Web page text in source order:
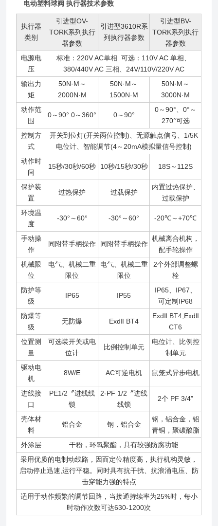
电动塑料球阀 执行器技术参数
执行器
类别
引进型OV-
TORK系列执行
器参数
引进型3610R系
列执行器参数
引进型BV-
TORK系列执行
器参数
电源电
压
标准：220V AC单相 可选：110V AC 单相、
380/440V AC 三相、24V/110V/220V AC
输出力
矩
50N·M～
2000N·M
50N·M～
1500N·M
50N·M～
3000N·M
动作范
围
0～90° 0～360° 0～90°
0～90°、0°～
270°可选
控制方
式
开关到位灯(开关两位控制)、无源触点信号、1/5K
电位计、智能调节(4～20mA模拟量信号控制)
动作时
间
15秒/30秒/60秒 10秒/15秒/30秒 18S～112S
保护装
置
过热保护 过载保护
内置过热保护、
过载保护
环境温
度
-30°～60° -30°～60° -20℃～+70℃
手动操
作
同附带手柄操作 同附带手柄操作
机械离合机构，
配手轮操作
机械限
位
电气、机械二重
限位
电气、机械二重
限位
2个外部调整螺
栓
防护等
级
IP65 IP55
IP65、IP67、
可定制IP68
防爆等
级
无防爆 ExdⅡ BT4
ExdⅡ BT4,ExdⅡ
CT6
位置测
量
可选装开关或电
位计
比例控制单元
电位计、比例控
制单元
驱动电
机
8W/E AC可逆电机 鼠笼式异步电机
进线接
口
PE1/2〞进线线
锁
2-PF 1/2〞进线
线锁
2个 PF 3/4”
壳体材
料
铝合金 钢，铝合金
钢，铝合金，铝
青铜，聚碳酸脂
外涂层
干粉，环氧聚酯，具有较强防腐功能
采用优质的电制动线路，因而定位精度高，执行机构灵敏，
启动停止迅速,运行平稳。同时具有抗干扰、抗浪涌电压、防
击穿能力强的特点
适用于动作频繁的调节回路，当接通持续率为25%时，每小
时动作次数可达630-1200次